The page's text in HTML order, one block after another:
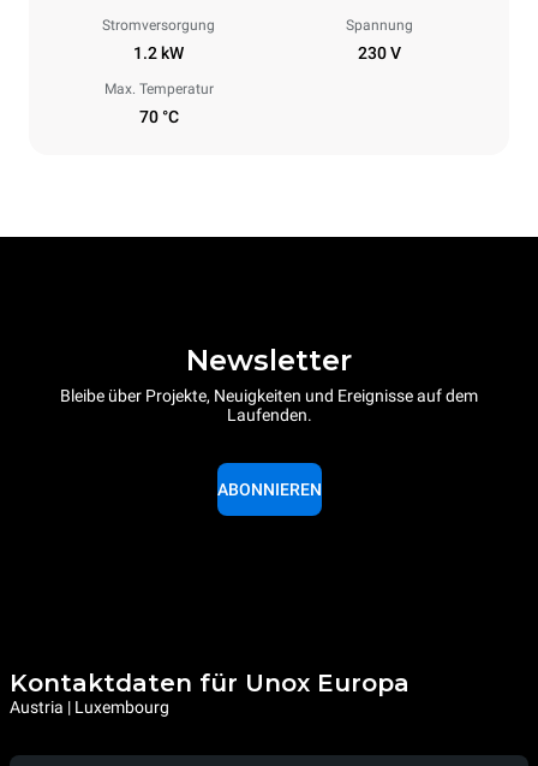
Stromversorgung
1.2 kW
Spannung
230 V
Max. Temperatur
70 °C
Newsletter
Bleibe über Projekte, Neuigkeiten und Ereignisse auf dem
Laufenden.
ABONNIEREN
Kontaktdaten für Unox Europa
Austria | Luxembourg